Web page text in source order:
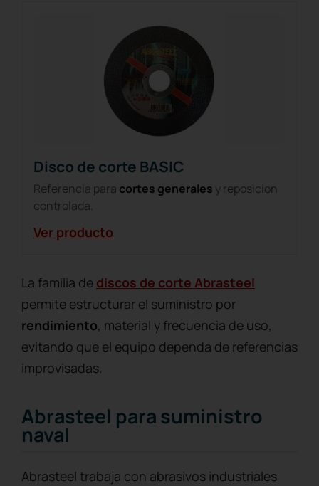
Disco de corte BASIC
Referencia para cortes generales y reposicion
controlada.
Ver producto
La familia de discos de corte Abrasteel
permite estructurar el suministro por
rendimiento, material y frecuencia de uso,
evitando que el equipo dependa de referencias
improvisadas.
Abrasteel para suministro
naval
Abrasteel trabaja con abrasivos industriales